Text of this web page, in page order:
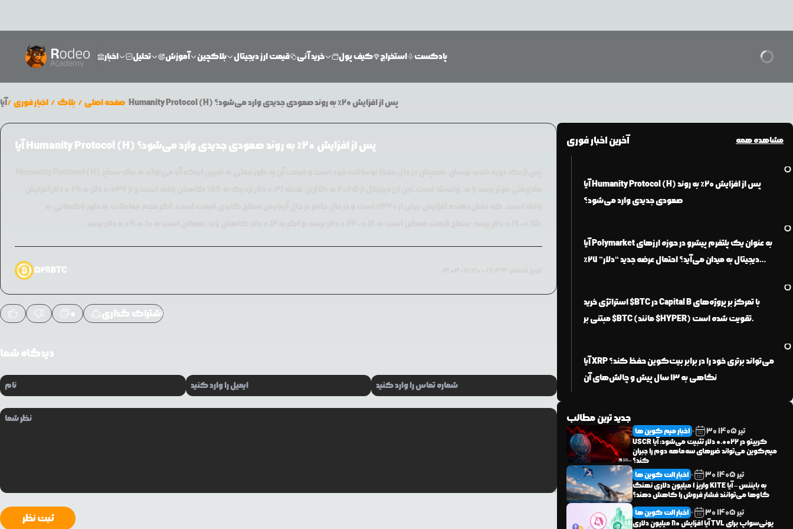
اخبار تحلیل آموزش بلاکچین قیمت ارز دیجیتال خرید آنی کیف پول استخراج پادکست
صفحه اصلی / بلاگ / اخبار فوری / آیا Humanity Protocol (H) پس از افزایش ۲۰٪ به روند صعودی جدیدی وارد می‌شود؟
آیا Humanity Protocol (H) پس از افزایش ۲۰٪ به روند صعودی جدیدی وارد می‌شود؟
528BTC
0 اشتراک گذاری
دیدگاه شما
ثبت نظر
آخرین اخبار فوری مشاهده همه
آیا Humanity Protocol (H) پس از افزایش ۲۰٪ به روند
صعودی جدیدی وارد می‌شود؟
آیا Polymarket به عنوان یک پلتفرم پیشرو در حوزه ارزهای
دیجیتال به میدان می‌آید؟ احتمال عرضه جدید “دلار” ۲۷٪
استراتژی خرید $BTC در Capital B با تمرکز بر پروژه‌های
مبتنی بر $BTC (مانند $HYPER) تقویت شده است.
آیا XRP می‌تواند برتری خود را در برابر بیت‌کوین حفظ کند؟
نگاهی به ۱۳ سال پیش و چالش‌های آن
جدید ترین مطالب
اخبار میم کوین ها 30 تیر1405
USCR کریپتو در ۰.۰۰۲۲ دلار تثبیت می‌شود: آیا
میم‌کوین می‌تواند ضررهای سه‌ماهه دوم را جبران
کند؟
اخبار الت کوین ها
30 تیر1405
واریز ۱ میلیون دلاری نهنگ KITE به بایننس – آیا
گاوها می‌توانند فشار فروش را کاهش دهند؟
اخبار الت کوین ها
30 تیر1405
آیا افزایش ۸۰ میلیون دلاری TVL یونی‌سواپ برای